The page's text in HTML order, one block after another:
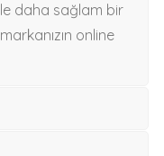
daha sağlam bir
online